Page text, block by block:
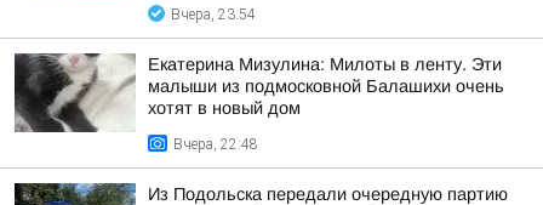
Вчера, 23:54
Екатерина Мизулина: Милоты в ленту. Эти
малыши из подмосковной Балашихи очень
хотят в новый дом
Вчера, 22:48
Из Подольска передали очередную партию